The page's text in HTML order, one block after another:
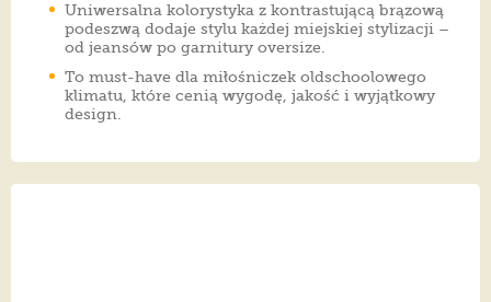
Uniwersalna kolorystyka z kontrastującą brązową
podeszwą dodaje stylu każdej miejskiej stylizacji –
od jeansów po garnitury oversize.
To must-have dla miłośniczek oldschoolowego
klimatu, które cenią wygodę, jakość i wyjątkowy
design.